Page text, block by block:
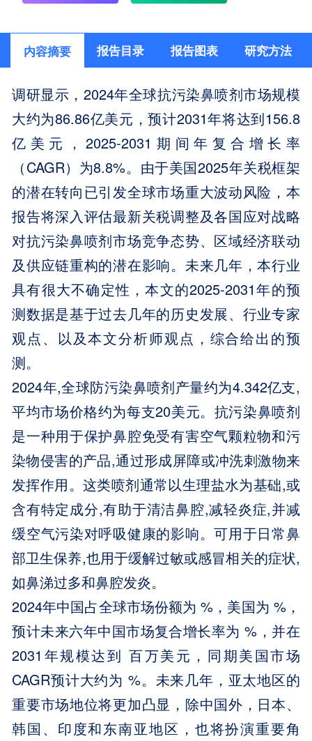
内容摘要 报告目录 报告图表 研究方法
调研显示，2024年全球抗污染鼻喷剂市场规模
大约为86.86亿美元，预计2031年将达到156.8
亿美元，2025-2031期间年复合增长率
（CAGR）为8.8%。由于美国2025年关税框架
的潜在转向已引发全球市场重大波动风险，本
报告将深入评估最新关税调整及各国应对战略
对抗污染鼻喷剂市场竞争态势、区域经济联动
及供应链重构的潜在影响。未来几年，本行业
具有很大不确定性，本文的2025-2031年的预
测数据是基于过去几年的历史发展、行业专家
观点、以及本文分析师观点，综合给出的预
测。
2024年,全球防污染鼻喷剂产量约为4.342亿支,
平均市场价格约为每支20美元。抗污染鼻喷剂
是一种用于保护鼻腔免受有害空气颗粒物和污
染物侵害的产品,通过形成屏障或冲洗刺激物来
发挥作用。这类喷剂通常以生理盐水为基础,或
含有特定成分,有助于清洁鼻腔,减轻炎症,并减
缓空气污染对呼吸健康的影响。可用于日常鼻
部卫生保养,也用于缓解过敏或感冒相关的症状,
如鼻涕过多和鼻腔发炎。
2024年中国占全球市场份额为 %，美国为 %，
预计未来六年中国市场复合增长率为 %，并在
2031年规模达到 百万美元，同期美国市场
CAGR预计大约为 %。未来几年，亚太地区的
重要市场地位将更加凸显，除中国外，日本、
韩国、印度和东南亚地区，也将扮演重要角